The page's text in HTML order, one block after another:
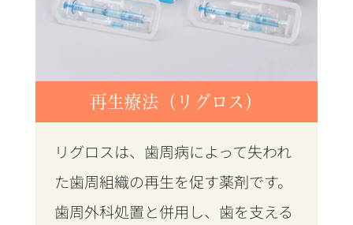
再生療法（リグロス）
リグロスは、歯周病によって失われ
た歯周組織の再生を促す薬剤です。
歯周外科処置と併用し、歯を支える